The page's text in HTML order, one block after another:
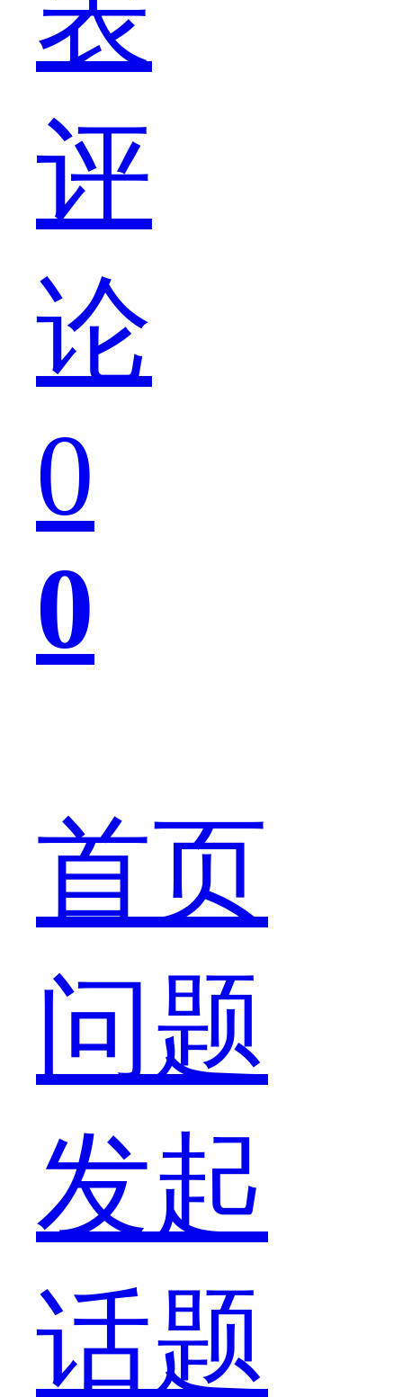
的
发
现
对
科
学
贡
献
伟
评
论
0
0
首页
问题
发起
话题